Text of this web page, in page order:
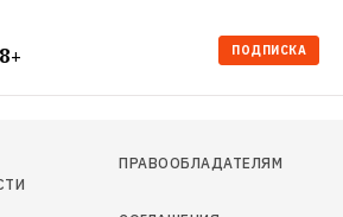
ПОДПИСКА
ПРАВООБЛАДАТЕЛЯМ